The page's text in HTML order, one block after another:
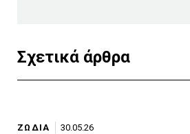
Σχετικά άρθρα
ΖΩΔΙΑ 30.05.26